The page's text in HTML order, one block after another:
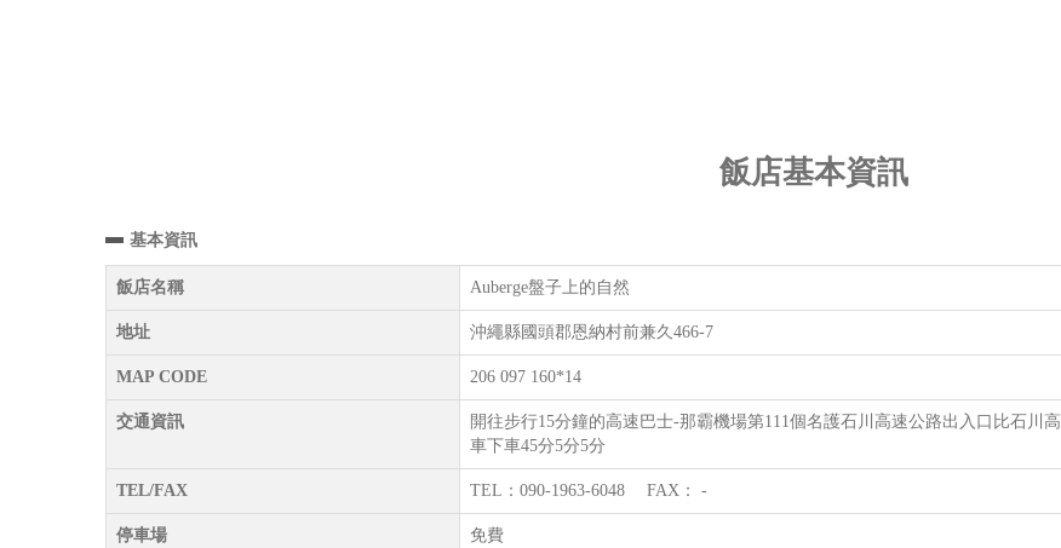
飯店基本資訊
基本資訊
飯店名稱 Auberge盤子上的自然
地址 沖繩縣國頭郡恩納村前兼久466-7
MAP CODE 206 097 160*14
交通資訊
開往步行15分鐘的高速巴士-那霸機場第111個名護石川高速公路出入口比石川
車下車45分5分5分
TEL/FAX TEL：090-1963-6048 FAX： -
停車場 免費